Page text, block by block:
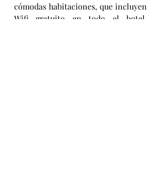
cómodas habitaciones, que incluyen
Wifi gratuito en todo el hotel,